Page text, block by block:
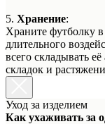
5. Хранение:
Храните футболку
длительного
всего складывать
складок и
Уход за изделием
Как ухаживать за